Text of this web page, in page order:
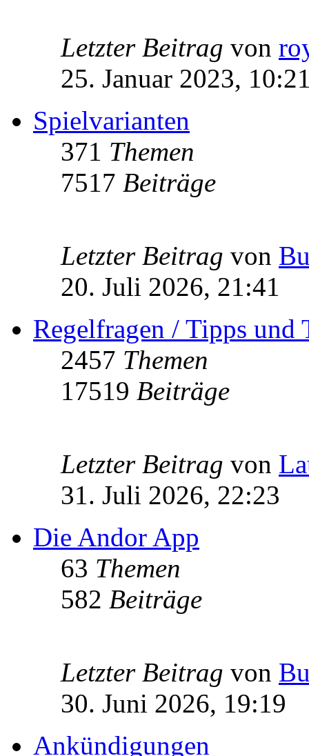
Letzter Beitrag von
25. Januar 2023,
Spielvarianten
371 Themen
7517 Beiträge
Letzter Beitrag von
20. Juli 2026, 21:41
Regelfragen / Tipps und
2457 Themen
17519 Beiträge
Letzter Beitrag von
31. Juli 2026, 22:23
Die Andor App
63 Themen
582 Beiträge
Letzter Beitrag von
30. Juni 2026, 19:19
Ankündigungen